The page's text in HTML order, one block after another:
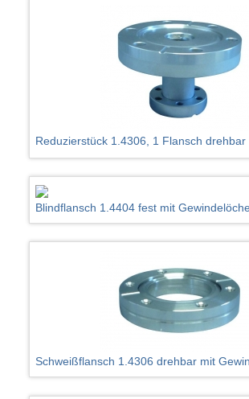
Reduzierstück 1.4306, 1 Flansch drehbar
Blindflansch 1.4404 fest mit
Schweißflansch 1.4306 drehbar mit